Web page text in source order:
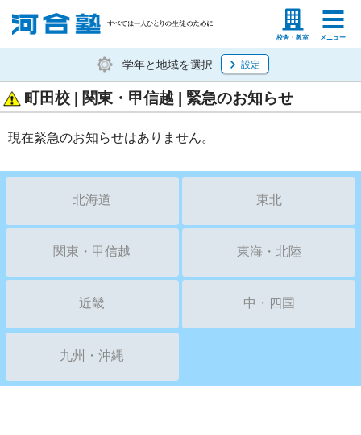
校舎・教室 メニュー
塾生の方 高等学校の先生
学年と地域を選択 設定
町田校 | 関東・甲信越 | 緊急のお知らせ
現在緊急のお知らせはありません。
北海道 東北
関東・甲信越 東海・北陸
近畿 中・四国
九州・沖縄